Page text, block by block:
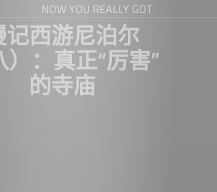
NOW YOU REALLY GOT
记西游尼泊尔
）：真正“厉害”
的寺庙